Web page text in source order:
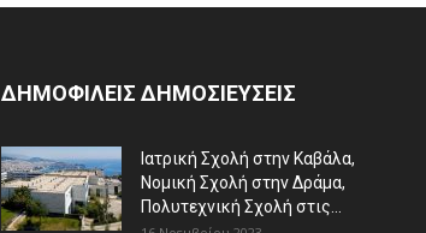
ΔΗΜΟΦΙΛΕΙΣ ΔΗΜΟΣΙΕΥΣΕΙΣ
Ιατρική Σχολή στην Καβάλα,
Νομική Σχολή στην Δράμα,
Πολυτεχνική Σχολή στις...